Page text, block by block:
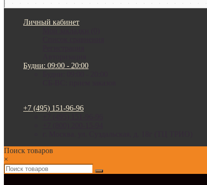
Личный кабинет
Будни: 09:00 - 20:00
+7 (495) 151-96-96
Поиск товаров
×